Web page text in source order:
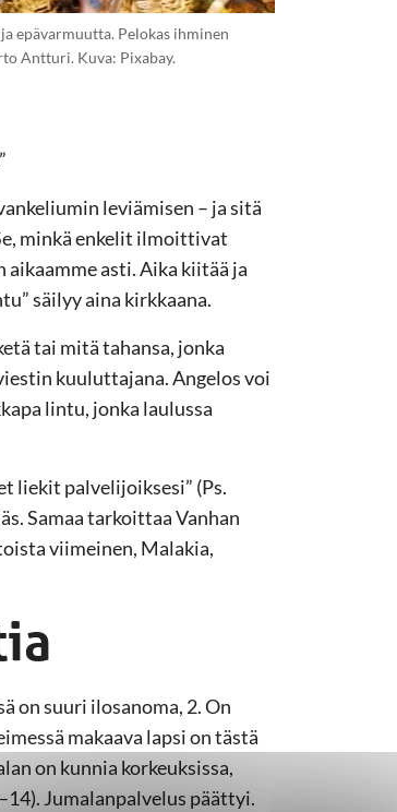
epävarmuutta. Pelokas ihminen
Antturi. Kuva: Pixabay.
leviämisen – ja sitä
minkä enkelit ilmoittivat
asti. Aika kiitää ja
säilyy aina kirkkaana.
tai mitä tahansa, jonka
kuuluttajana. Angelos voi
lintu, jonka laulussa
liekit palvelijoiksesi” (Ps.
Samaa tarkoittaa Vanhan
viimeinen, Malakia,
on suuri ilosanoma, 2. On
makaava lapsi on tästä
on kunnia korkeuksissa,
Jumalanpalvelus päättyi.